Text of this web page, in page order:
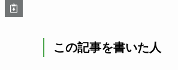
この記事を書いた人